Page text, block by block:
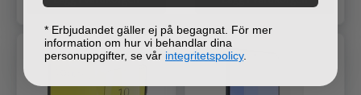
* Erbjudandet gäller ej på begagnat. För mer
information om hur vi behandlar dina
personuppgifter, se vår integritetspolicy.